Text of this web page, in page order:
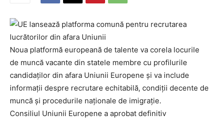
Noua platformă europeană de talente va corela locurile
de muncă vacante din statele membre cu profilurile
candidaților din afara Uniunii Europene și va include
informații despre recrutare echitabilă, condiții decente de
muncă și procedurile naționale de imigrație.
Consiliul Uniunii Europene a aprobat definitiv